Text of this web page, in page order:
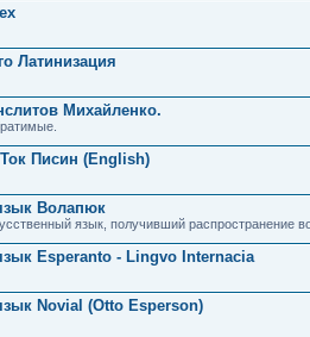
Латинизация
Михайленко.
Писин (English)
Волапюк
язык, получивший распространение
Esperanto - Lingvo Internacia
Novial (Otto Esperson)